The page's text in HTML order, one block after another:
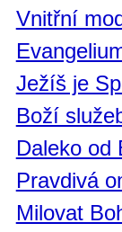
Vnitřní
Ježíš je
Boží
Daleko od
Pravdivá
Milovat